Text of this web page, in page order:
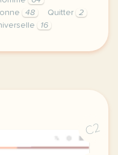
48 Quitter
2
16
des droits de
C2